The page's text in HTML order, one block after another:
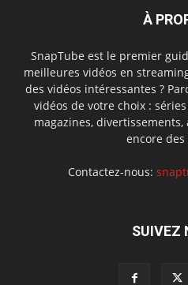
À
SnapTube est le premier
meilleures vidéos en
des vidéos intéressantes ?
vidéos de votre choix :
magazines,
encore
Contactez-nous:
SUIVEZ